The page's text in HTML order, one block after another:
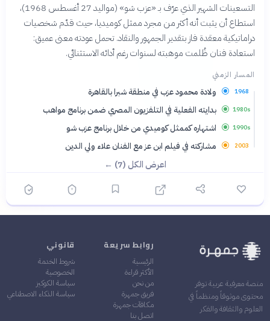
التسعينات الشهير الذي عرّف بـ «عزب شو» (مواليد 27 أغسطس 1968)،
استطاع أن يثبت أنه أكثر من مجرد ممثل كوميديا، حيث قدّم شخصيات
دراماتيكية معقدة فاز بتقدير الجمهور والنقاد. تحمل عودته معنى عميق:
استعادة فنان ظُلمت موهبته لسنوات رغم أدائه الاستثنائي.
المسار الزمني
1968 ولادة محمود عزب في منطقة شبرا بالقاهرة
1980s بدايته الفعلية في التلفزيون المصري ضمن برنامج مواهب
1990s اشتهاره كممثل كوميدي من خلال برنامج عزب شو
2003 مشاركته في فيلم ابن عز مع الفنان علاء ولي الدين
اعرض الكل (7) ←
منصة معرفية عربية توفر
محتوى موثوقاً ومنظماً في
العلوم والثقافة والفكر
روابط سريعة
الرئيسية
الأكثر قراءة
من نحن
فريق جمهرة
مكافآت جمهرة
اتصل بنا
قانوني
شروط الخدمة
الخصوصية
سياسة الكوكيز
سياسة الذكاء الاصطناعي